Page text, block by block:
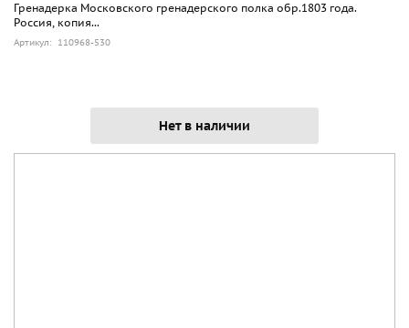
Гренадерка Московского гренадерского полка обр.1803 года.
Россия, копия...
Артикул: 110968-530
Нет в наличии